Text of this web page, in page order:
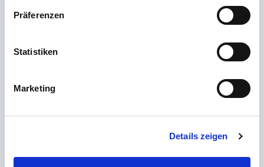
Präferenzen
Statistiken
Marketing
Details zeigen
Pondělí až čtvrtek 9:00 až 15:00, pátek 9:00 až 12:00
Kontakt
Nejčastěji kladené otázky
Jaká úroveň dovedností Revell je nejlepší pro začátečníky